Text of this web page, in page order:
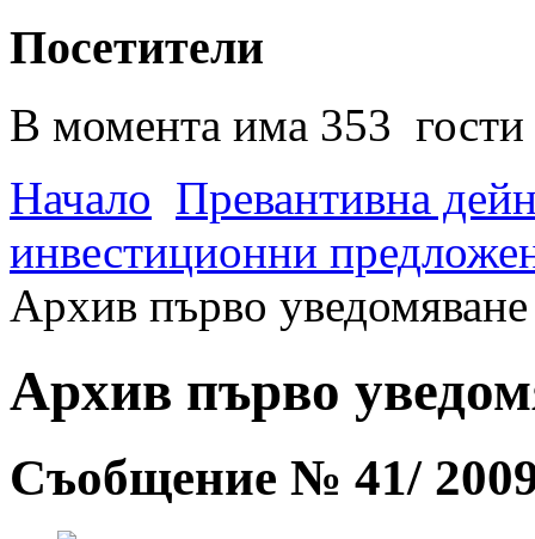
Посетители
В момента има 353 гости
Начало Превантивна
инвестиционни
Архив първо
Архив първо
Съобщение № 41/